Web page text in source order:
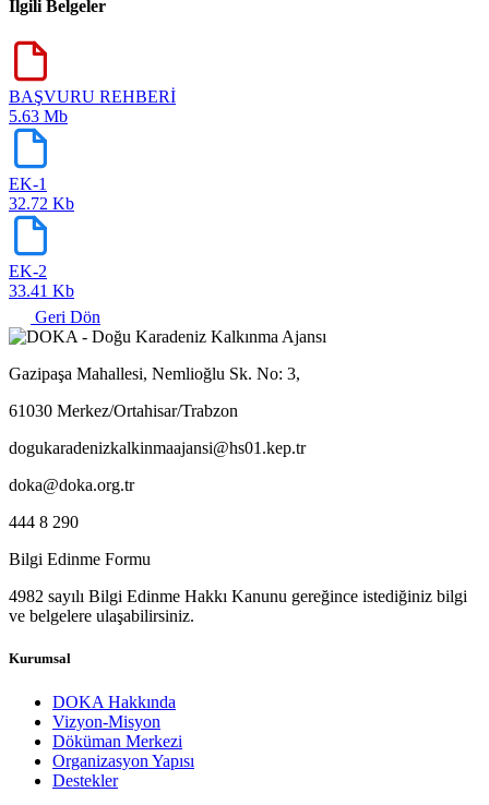
İlgili Belgeler
BAŞVURU REHBERİ
5.63 Mb
EK-1
32.72 Kb
EK-2
33.41 Kb
Geri Dön
Gazipaşa Mahallesi, Nemlioğlu Sk. No: 3,
61030 Merkez/Ortahisar/Trabzon
dogukaradenizkalkinmaajansi@hs01.kep.tr
doka@doka.org.tr
444 8 290
Bilgi Edinme Formu
4982 sayılı Bilgi Edinme Hakkı Kanunu gereğince istediğiniz bilgi
ve belgelere ulaşabilirsiniz.
Kurumsal
DOKA Hakkında
Vizyon-Misyon
Döküman Merkezi
Organizasyon Yapısı
Destekler